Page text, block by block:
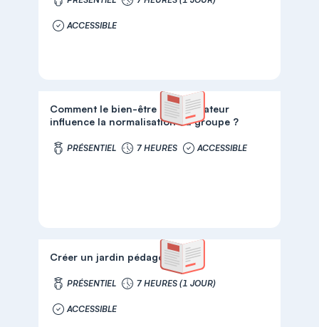
ACCESSIBLE
Comment le bien-être de l’éducateur
influence la normalisation du groupe ?
PRÉSENTIEL 7 HEURES ACCESSIBLE
Créer un jardin pédagogique
PRÉSENTIEL 7 HEURES (1 JOUR)
ACCESSIBLE